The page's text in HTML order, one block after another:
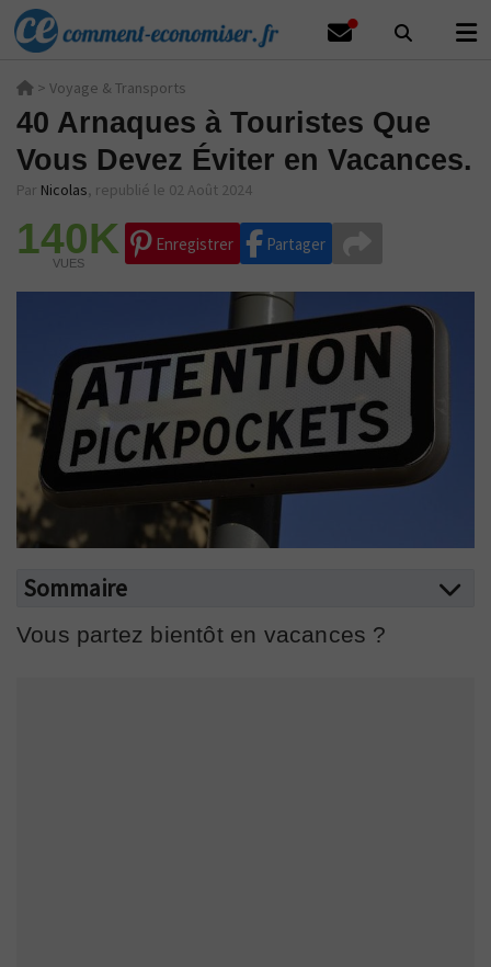
> Voyage & Transports
40 Arnaques à Touristes Que
Vous Devez Éviter en Vacances.
Par Nicolas, republié le 02 Août 2024
140K
VUES
Enregistrer Partager
Sommaire
Vous partez bientôt en vacances ?